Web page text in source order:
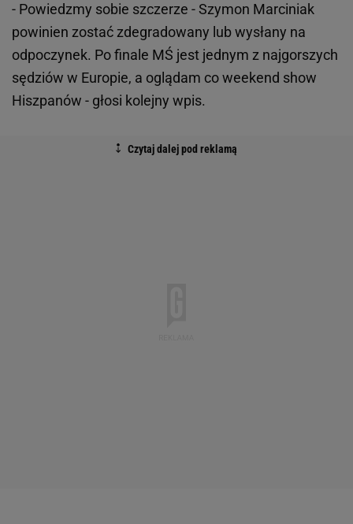
- Powiedzmy sobie szczerze - Szymon Marciniak
powinien zostać zdegradowany lub wysłany na
odpoczynek. Po finale MŚ jest jednym z najgorszych
sędziów w Europie, a oglądam co weekend show
Hiszpanów - głosi kolejny wpis.